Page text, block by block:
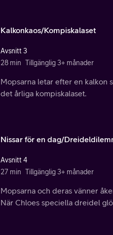
Kalkonkaos/Kompiskalaset
Avsnitt 3
28 min Tillgänglig 3+ månader
Mopsarna letar efter en kalkon
det årliga kompiskalaset.
Nissar för en dag/
Avsnitt 4
27 min Tillgänglig 3+ månader
Mopsarna och deras vänner
När Chloes speciella dreidel